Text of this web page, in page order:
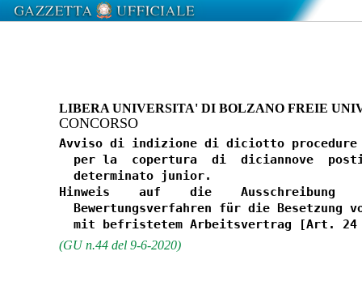
LIBERA UNIVERSITA' DI BOLZANO FREIE
CONCORSO
Avviso di indizione di diciotto procedure
per la  copertura  di  diciannove
  determinato junior.
Hinweis    auf    die    Ausschreibung
Bewertungsverfahren für die Besetzung
(GU n.44 del 9-6-2020)